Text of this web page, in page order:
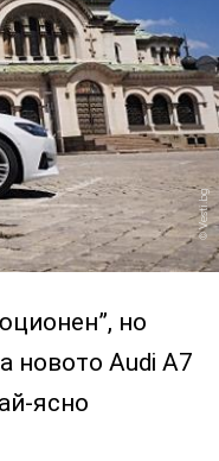
Vesti.bg
но
новото Audi A7
ясно